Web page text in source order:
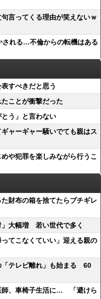
言ってくる理由が笑えないｗ
される…不倫からの転機はある
すべきだと思う
ことが衝撃だった
う」と言わない
ャーギャー騒いでても親はス
や犯罪を楽しみながら行うこ
財布の箱を捨てたらブチギレ
」大幅増 若い世代で多く
てこなくていい」迎える親の
「テレビ離れ」も始まる 60
師、車椅子生活に… 「避けら